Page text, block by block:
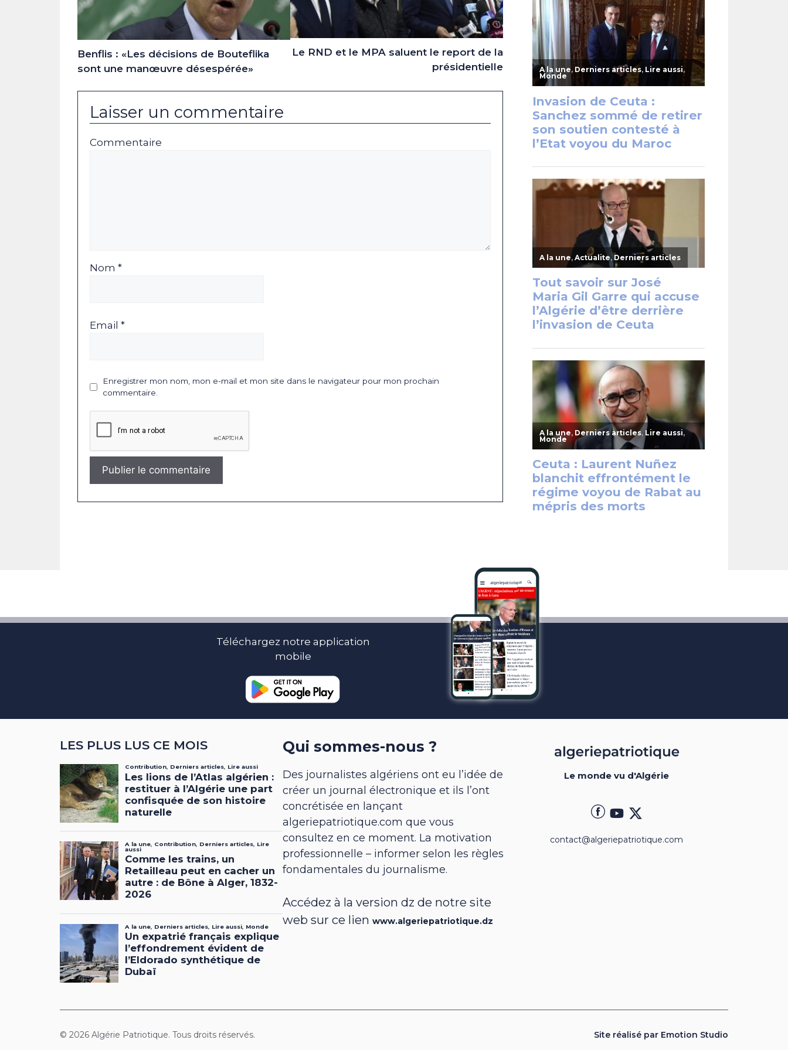
Benflis : «Les décisions de Bouteflika
sont une manœuvre désespérée»
Le RND et le MPA saluent le report de la
présidentielle
Laisser un commentaire
Commentaire
Nom *
Email *
Enregistrer mon nom, mon e-mail et mon site dans le navigateur pour mon prochain
commentaire.
Téléchargez notre application
mobile
LES PLUS LUS CE MOIS Qui sommes-nous ?
Des journalistes algériens ont eu l’idée de
créer un journal électronique et ils l’ont
concrétisée en lançant
algeriepatriotique.com que vous
consultez en ce moment. La motivation
professionnelle – informer selon les règles
fondamentales du journalisme.
Accédez à la version dz de notre site
web sur ce lienwww.algeriepatriotique.dz
Le monde vu d'Algérie
contact@algeriepatriotique.com
© 2026 Algérie Patriotique. Tous droits réservés. Site réalisé par Emotion Studio